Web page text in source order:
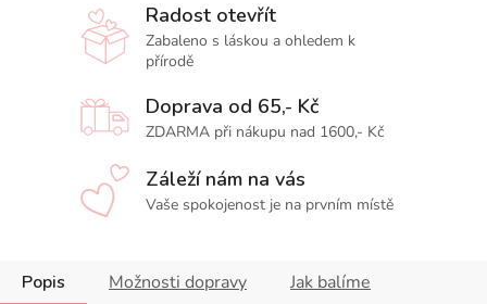
Radost otevřít
Zabaleno s láskou a ohledem k
přírodě
Doprava od 65,- Kč
ZDARMA při nákupu nad 1600,- Kč
Záleží nám na vás
Vaše spokojenost je na prvním místě
Popis Možnosti dopravy
Jak balíme